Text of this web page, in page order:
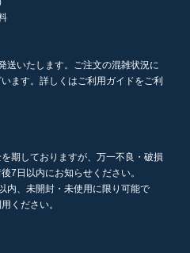
送いたします。ご注文の混雑状況に
ます。詳しくはご利用ガイドをご利
期しておりますが、万一不良・破損
7日以内にお知らせください。
内、未開封・未使用に限り可能で
ください。